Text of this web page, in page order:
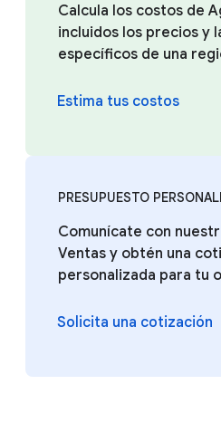
Calcula los costos de
incluidos los precios y
específicos de una
Estima tus costos
PRESUPUESTO
Comunícate con
Ventas y obtén una
personalizada para tu
Solicita una cotización